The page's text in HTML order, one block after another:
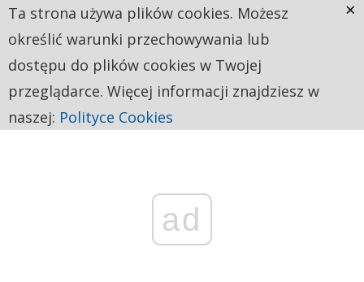
ad
Ta strona używa plików cookies. Możesz
określić warunki przechowywania lub
dostępu do plików cookies w Twojej
przeglądarce. Więcej informacji znajdziesz w
naszej: Polityce Cookies
×